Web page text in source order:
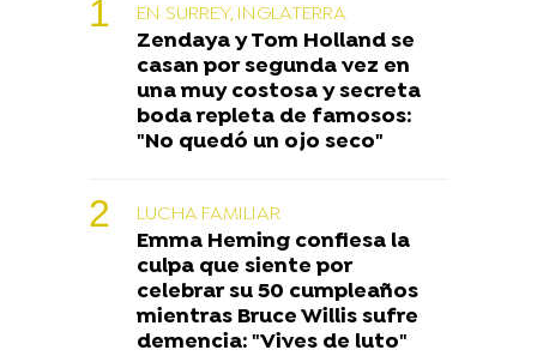
EN SURREY, INGLATERRA
Zendaya y Tom Holland se
casan por segunda vez en
una muy costosa y secreta
boda repleta de famosos:
"No quedó un ojo seco"
LUCHA FAMILIAR
Emma Heming confiesa la
culpa que siente por
celebrar su 50 cumpleaños
mientras Bruce Willis sufre
demencia: "Vives de luto"